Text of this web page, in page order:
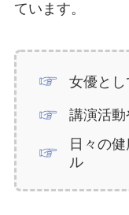
ています。
女優と
講演活
日々の
ル